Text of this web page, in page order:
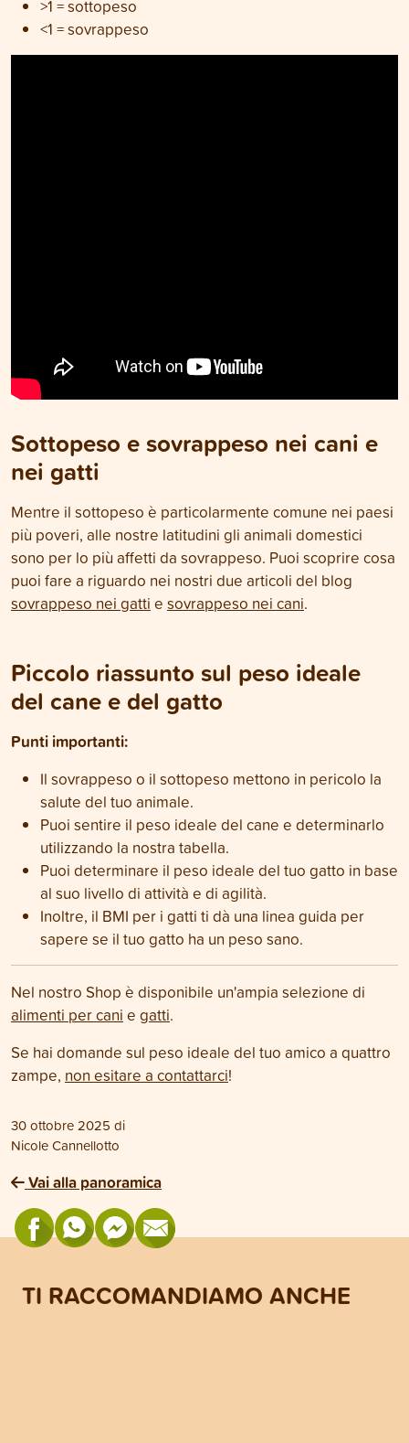
>1 = sottopeso
<1 = sovrappeso
Sottopeso e sovrappeso nei cani e
nei gatti
Mentre il sottopeso è particolarmente comune nei paesi
più poveri, alle nostre latitudini gli animali domestici
sono per lo più affetti da sovrappeso. Puoi scoprire cosa
puoi fare a riguardo nei nostri due articoli del blog
sovrappeso nei gatti e sovrappeso nei cani.
Piccolo riassunto sul peso ideale
del cane e del gatto
Punti importanti:
Il sovrappeso o il sottopeso mettono in pericolo la
salute del tuo animale.
Puoi sentire il peso ideale del cane e determinarlo
utilizzando la nostra tabella.
Puoi determinare il peso ideale del tuo gatto in base
al suo livello di attività e di agilità.
Inoltre, il BMI per i gatti ti dà una linea guida per
sapere se il tuo gatto ha un peso sano.
Nel nostro Shop è disponibile un'ampia selezione di
alimenti per cani e gatti.
Se hai domande sul peso ideale del tuo amico a quattro
zampe, non esitare a contattarci!
30 ottobre 2025 di
Nicole Cannellotto
Vai alla panoramica
TI RACCOMANDIAMO ANCHE